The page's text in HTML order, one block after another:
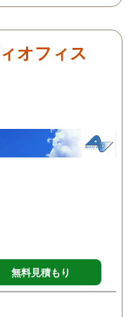
夫の普段の帰宅時間や出
た。こちらが応えやすい
囲気で質問をして頂き、
不倫の証拠を掴んでいた
き、夫は出張先の自分の
テルに、会社の女性社員
ることも分かり、有利な
件で離婚ができそうです
オフィス
無料見積もり